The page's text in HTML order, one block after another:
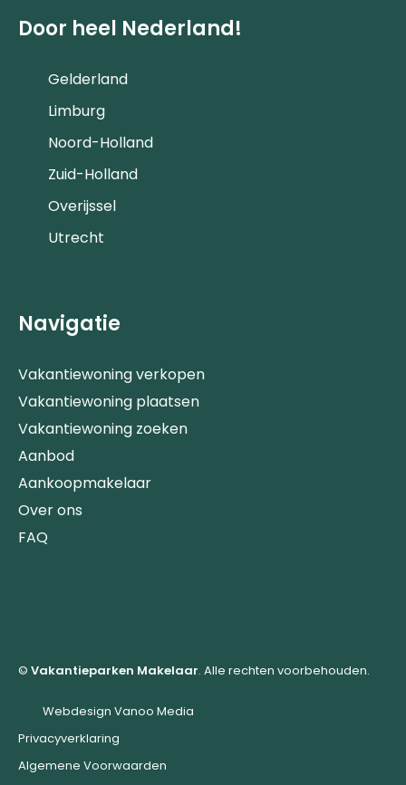
Door heel Nederland!
Gelderland
Limburg
Noord-Holland
Zuid-Holland
Overijssel
Utrecht
Navigatie
Vakantiewoning verkopen
Vakantiewoning plaatsen
Vakantiewoning zoeken
Aanbod
Aankoopmakelaar
Over ons
FAQ
© Vakantieparken Makelaar. Alle rechten voorbehouden.
Webdesign Vanoo Media
Privacyverklaring
Algemene Voorwaarden